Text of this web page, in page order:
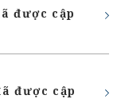
được cập
được cập